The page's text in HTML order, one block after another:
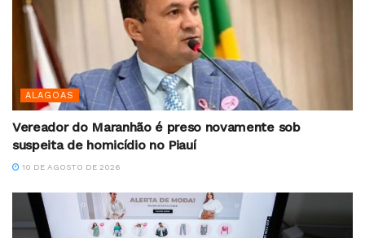
ALAGOAS
Vereador do Maranhão é preso novamente sob
suspeita de homicídio no Piauí
10 DE AGOSTO DE 2026